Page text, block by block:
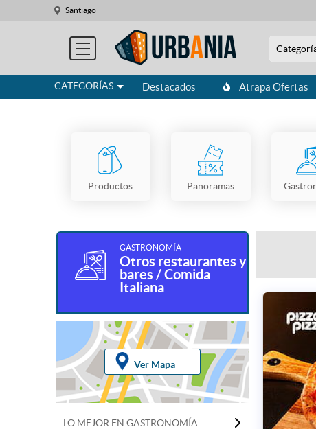
Santiago
CATEGORÍAS Destacados Atrapa Ofertas
Productos Panoramas
GASTRONOMÍA
Otros restaurantes y
bares / Comida
Italiana
Ver Mapa
LO MEJOR EN GASTRONOMÍA